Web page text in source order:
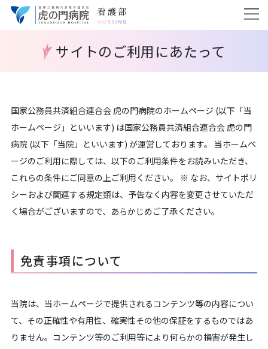
サイトのご利用にあたって
国家公務員共済組合連合会 虎の門病院のホームページ (以下「当
ホームページ」といいます) は国家公務員共済組合連合会 虎の門
病院 (以下「当院」といいます) が運営しております。 当ホームペ
ージのご利用に際しては、以下のご利用条件をお読みいただき、
これらの条件にご同意の上ご利用ください。 ※ なお、サイトポリ
シーおよび関連する規定類は、予告なく内容を変更させていただ
く場合がございますので、あらかじめご了承ください。
免責事項について
当院は、当ホームページで提供されるコンテンツ等の内容につい
て、その正確性や有用性、確実性その他の保証をするものではあ
りません。コンテンツ等のご利用等により何らかの損害が発生し